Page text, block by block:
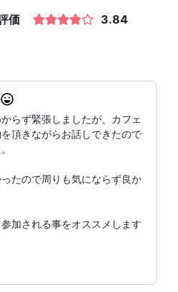
価 3.84
らず緊張しましたが、カフェ
頂きながらお話しできたので
たので周りも気にならず良か
加される事をオススメします